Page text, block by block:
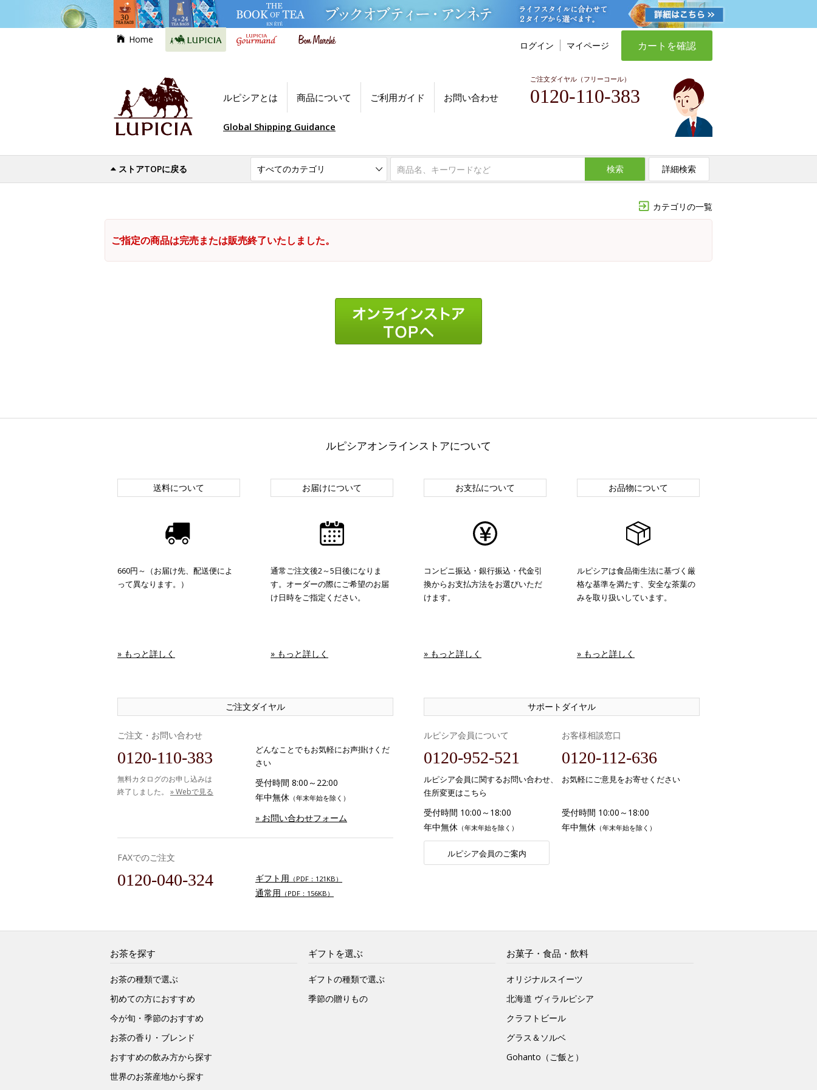
Home
ログイン マイページ カートを確認
ルピシアとは 商品について ご利用ガイド お問い合わせ
ご注文ダイヤル（フリーコール）
0120-110-383
Global Shipping Guidance
ストアTOPに戻る 検索 詳細検索
カテゴリの一覧
ご指定の商品は完売または販売終了いたしました。
ルピシアオンラインストアについて
送料について
660円～（お届け先、配送便によ
って異なります。）
» もっと詳しく
お届けについて
通常ご注文後2～5日後になりま
す。オーダーの際にご希望のお届
け日時をご指定ください。
» もっと詳しく
お支払について
コンビニ振込・銀行振込・代金引
換からお支払方法をお選びいただ
けます。
» もっと詳しく
お品物について
ルピシアは食品衛生法に基づく厳
格な基準を満たす、安全な茶葉の
みを取り扱いしています。
» もっと詳しく
ご注文ダイヤル
ご注文・お問い合わせ
0120-110-383
無料カタログのお申し込みは
終了しました。 » Webで見る
どんなことでもお気軽にお声掛けくだ
さい
受付時間 8:00～22:00
年中無休 （年末年始を除く）
» お問い合わせフォーム
FAXでのご注文
0120-040-324 ギフト用 （PDF：121KB）
通常用 （PDF：156KB）
サポートダイヤル
ルピシア会員について
0120-952-521
ルピシア会員に関するお問い合わせ、
住所変更はこちら
受付時間 10:00～18:00
年中無休 （年末年始を除く）
ルピシア会員のご案内
お客様相談窓口
0120-112-636
お気軽にご意見をお寄せください
受付時間 10:00～18:00
年中無休 （年末年始を除く）
お茶を探す
お茶の種類で選ぶ
初めての方におすすめ
今が旬・季節のおすすめ
お茶の香り・ブレンド
おすすめの飲み方から探す
世界のお茶産地から探す
ギフトを選ぶ
ギフトの種類で選ぶ
季節の贈りもの
お菓子・食品・飲料
オリジナルスイーツ
北海道 ヴィラルピシア
クラフトビール
グラス＆ソルベ
Gohanto（ご飯と）